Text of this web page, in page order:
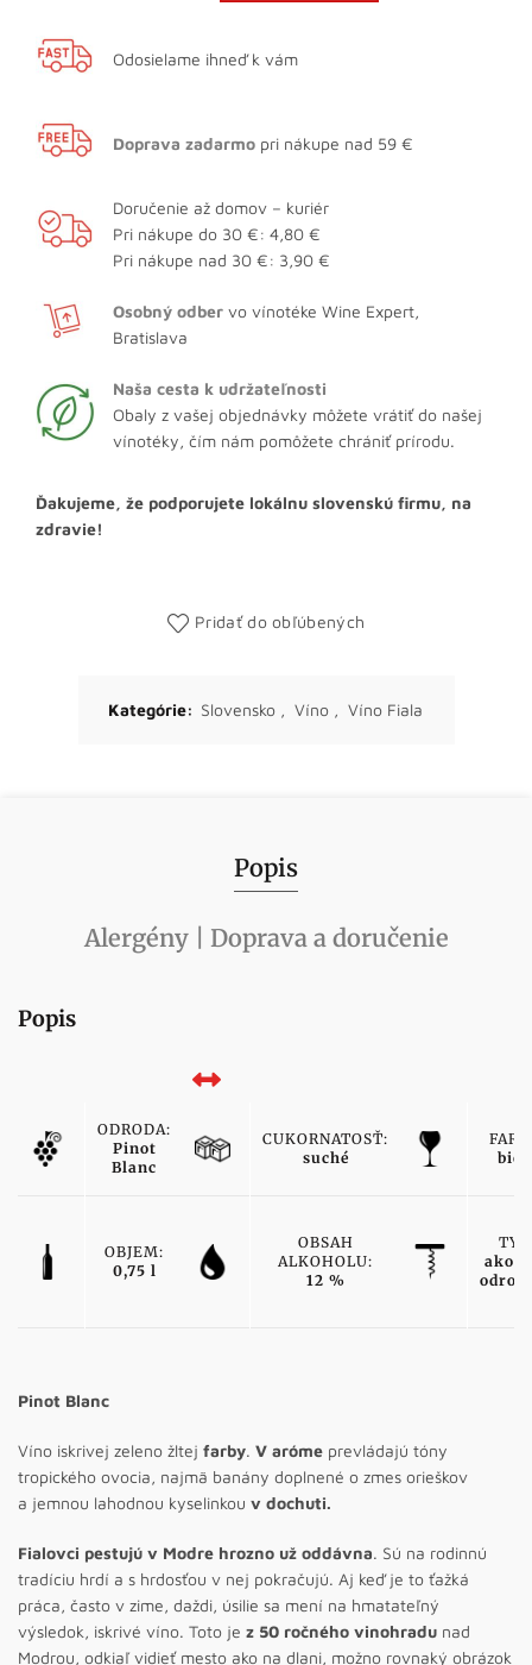
Odosielame ihneď k vám
Doprava zadarmo pri nákupe nad 59 €
Doručenie až domov – kuriér
Pri nákupe do 30 €: 4,80 €
Pri nákupe nad 30 €: 3,90 €
Osobný odber vo vínotéke Wine Expert,
Bratislava
Naša cesta k udržateľnosti
Obaly z vašej objednávky môžete vrátiť do našej
vínotéky, čím nám pomôžete chrániť prírodu.
Ďakujeme, že podporujete lokálnu slovenskú firmu, na
zdravie!
Pridať do obľúbených
Kategórie: Slovensko , Víno , Víno Fiala
Popis
Alergény | Doprava a doručenie
Popis
ODRODA:
Pinot
Blanc
CUKORNATOSŤ:
suché
OBJEM:
0,75 l
OBSAH
ALKOHOLU:
12 %
Pinot Blanc
Víno iskrivej zeleno žltej farby. V aróme prevládajú tóny
tropického ovocia, najmä banány doplnené o zmes orieškov
a jemnou lahodnou kyselinkou v dochuti.
Fialovci pestujú v Modre hrozno už oddávna. Sú na rodinnú
tradíciu hrdí a s hrdosťou v nej pokračujú. Aj keď je to ťažká
práca, často v zime, daždi, úsilie sa mení na hmatateľný
výsledok, iskrivé víno. Toto je z 50 ročného vinohradu nad
Modrou, odkiaľ vidieť mesto ako na dlani, možno rovnaký obrázok